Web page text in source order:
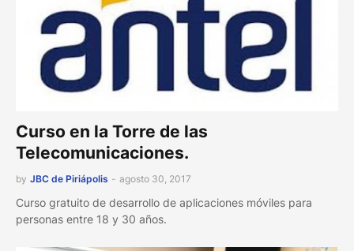
Curso en la Torre de las
Telecomunicaciones.
by JBC de Piriápolis - agosto 30, 2017
Curso gratuito de desarrollo de aplicaciones móviles para
personas entre 18 y 30 años.